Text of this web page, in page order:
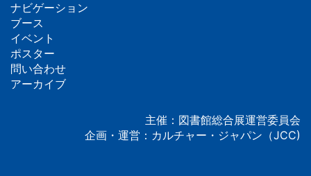
フ
ッ
タ
ナビゲーション
ブース
イベント
ポスター
問い合わせ
アーカイブ
主催：図書館総合展運営委員会
企画・運営：カルチャー・ジャパン（JCC)